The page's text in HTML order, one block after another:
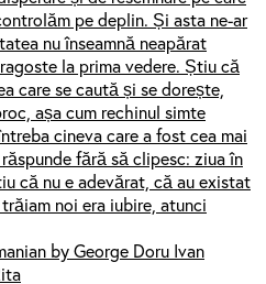
pe deplin. Și asta ne-ar
nu înseamnă neapărat
la prima vedere. Știu că
care se caută și se dorește,
așa cum rechinul simte
cineva care a fost cea mai
fără să clipesc: ziua în
că nu e adevărat, că au existat
noi era iubire, atunci
by George Doru Ivan